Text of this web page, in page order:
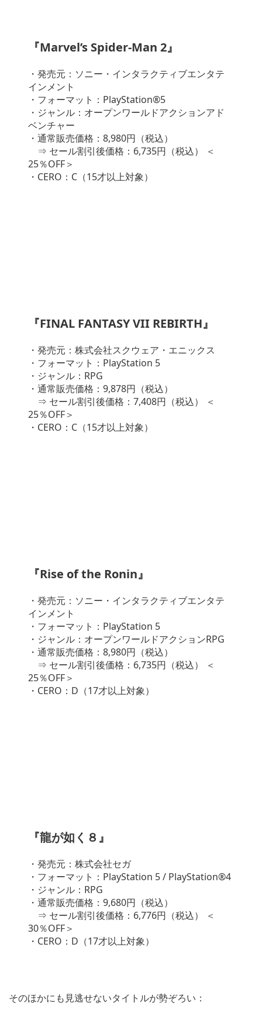
『Marvel’s Spider-Man 2』
・発売元：ソニー・インタラクティブエンタテ
インメント
・フォーマット：PlayStation®5
・ジャンル：オープンワールドアクションアド
ベンチャー
・通常販売価格：8,980円（税込）
⇒ セール割引後価格：6,735円（税込） ＜
25％OFF＞
・CERO：C（15才以上対象）
『FINAL FANTASY VII REBIRTH』
・発売元：株式会社スクウェア・エニックス
・フォーマット：PlayStation 5
・ジャンル：RPG
・通常販売価格：9,878円（税込）
⇒ セール割引後価格：7,408円（税込） ＜
25％OFF＞
・CERO：C（15才以上対象）
『Rise of the Ronin』
・発売元：ソニー・インタラクティブエンタテ
インメント
・フォーマット：PlayStation 5
・ジャンル：オープンワールドアクションRPG
・通常販売価格：8,980円（税込）
⇒ セール割引後価格：6,735円（税込） ＜
25％OFF＞
・CERO：D（17才以上対象）
『龍が如く８』
・発売元：株式会社セガ
・フォーマット：PlayStation 5 / PlayStation®4
・ジャンル：RPG
・通常販売価格：9,680円（税込）
⇒ セール割引後価格：6,776円（税込） ＜
30％OFF＞
・CERO：D（17才以上対象）
そのほかにも見逃せないタイトルが勢ぞろい：